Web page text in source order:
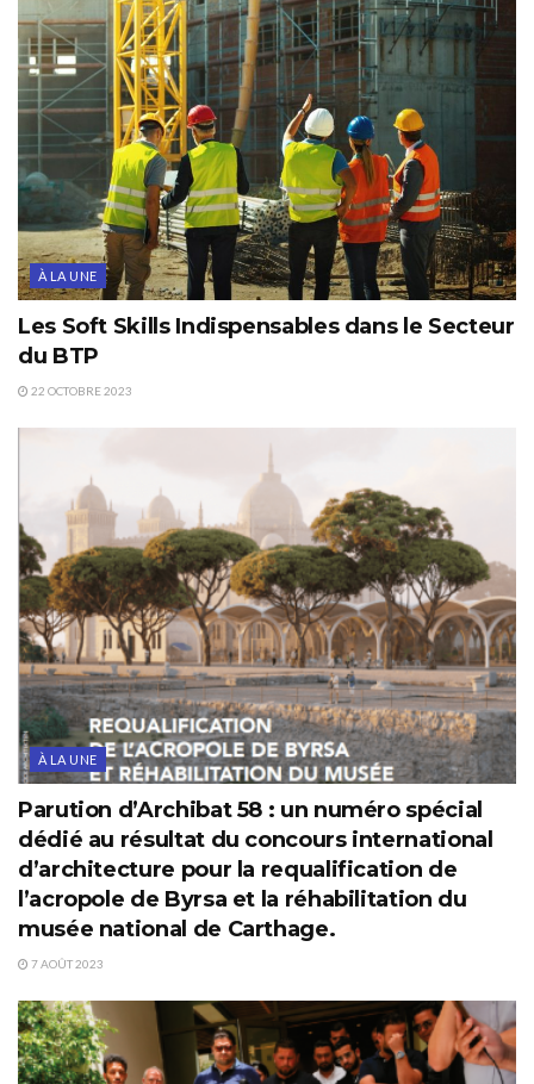
À LA UNE
Les Soft Skills Indispensables dans le Secteur
du BTP
22 OCTOBRE 2023
À LA UNE
Parution d’Archibat 58 : un numéro spécial
dédié au résultat du concours international
d’architecture pour la requalification de
l’acropole de Byrsa et la réhabilitation du
musée national de Carthage.
7 AOÛT 2023